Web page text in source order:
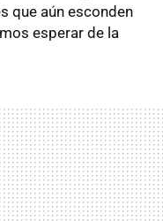
que aún esconden
esperar de la